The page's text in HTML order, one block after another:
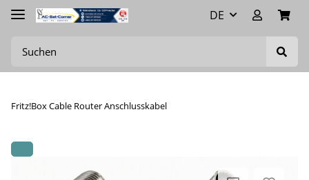
DE
Fritz!Box Cable Router Anschlusskabel